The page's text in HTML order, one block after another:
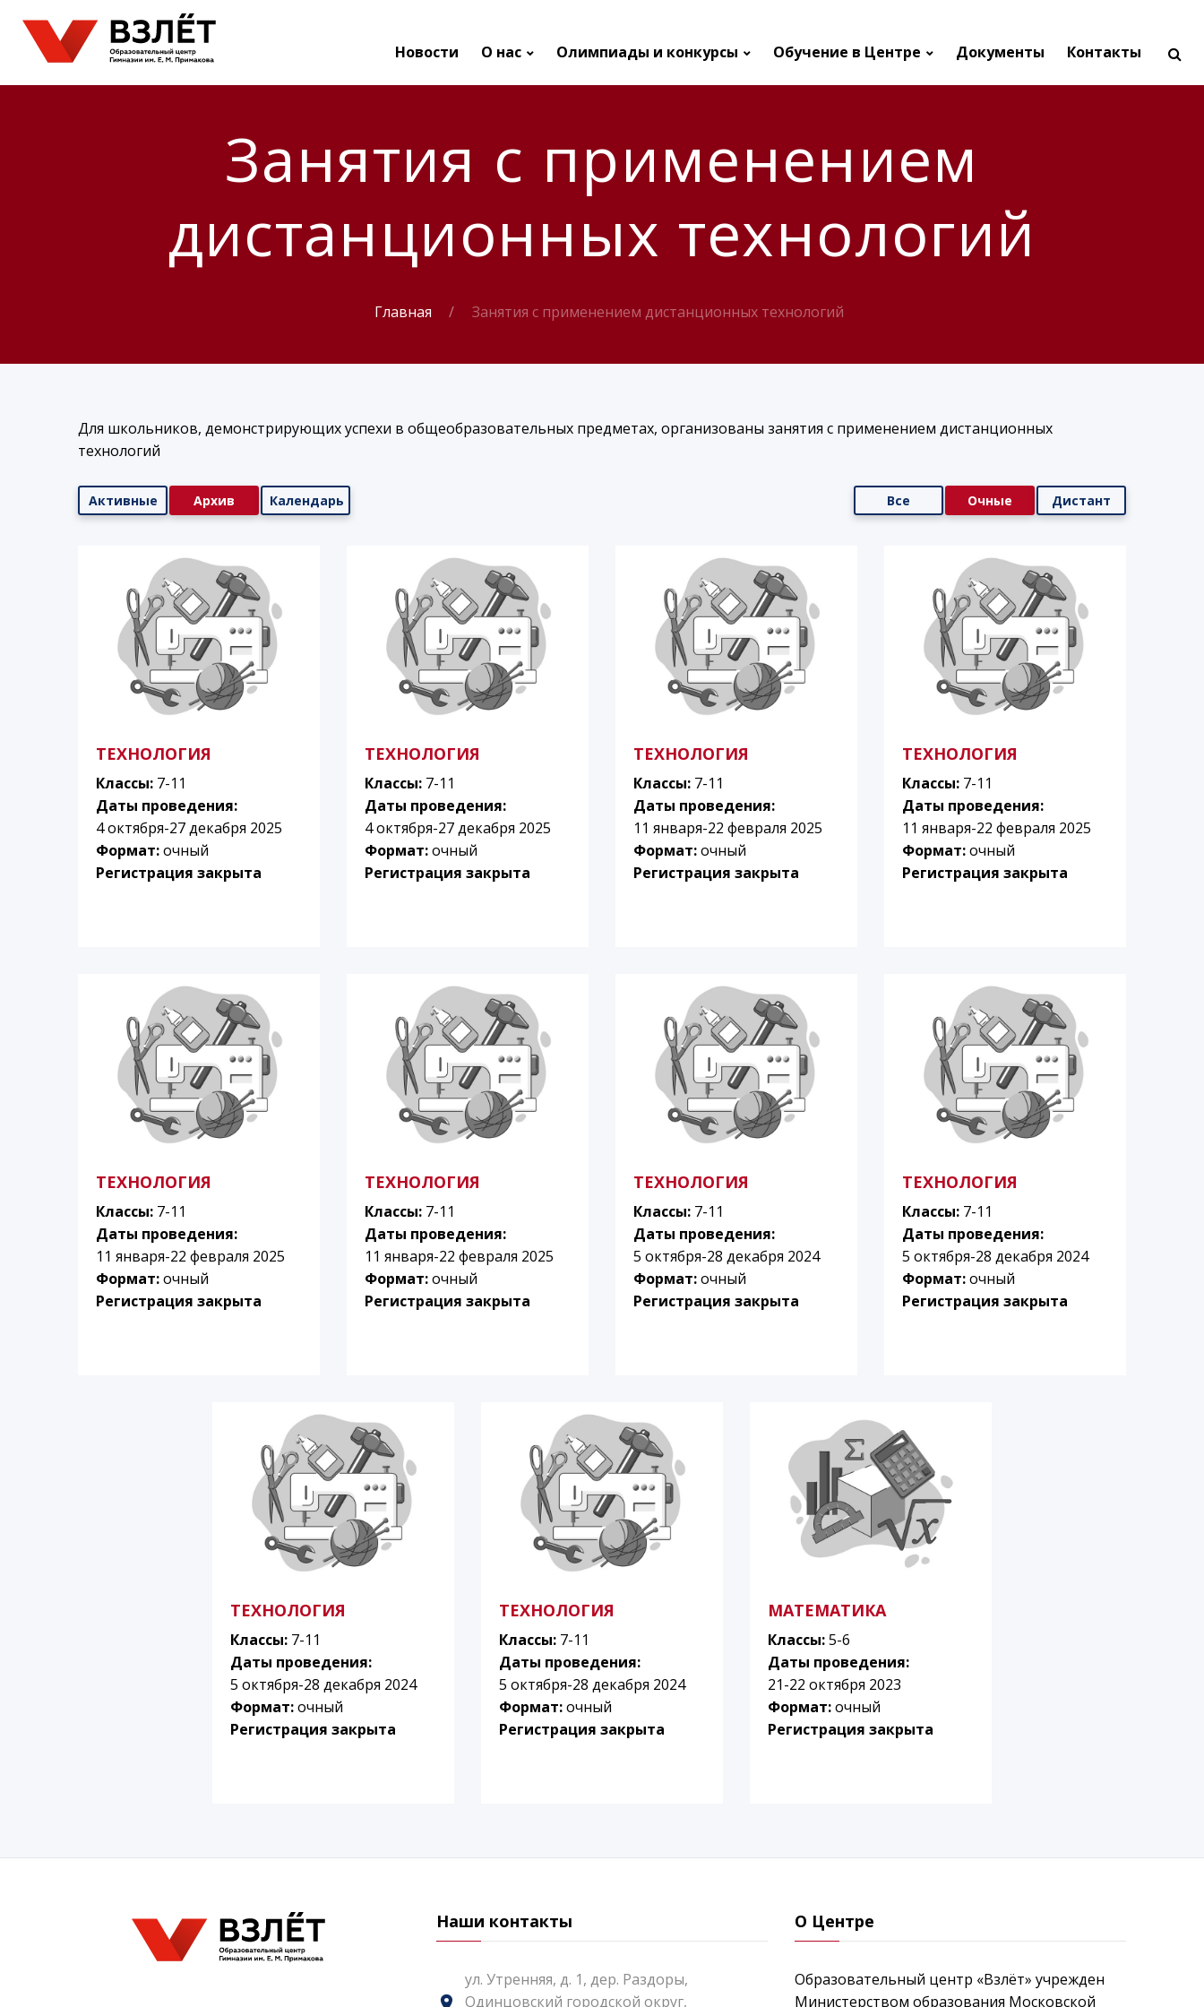
Новости О нас Олимпиады и конкурсы Обучение в Центре Документы Контакты
Занятия с применением
дистанционных технологий
Главная Занятия с применением дистанционных технологий
Для школьников, демонстрирующих успехи в общеобразовательных предметах, организованы занятия с применением дистанционных
технологий
Активные Архив Календарь Все Очные Дистант
ТЕХНОЛОГИЯ
Классы: 7-11
Даты проведения:
4 октября-27 декабря 2025
Формат:очный
Регистрация закрыта
ТЕХНОЛОГИЯ
Классы: 7-11
Даты проведения:
4 октября-27 декабря 2025
Формат:очный
Регистрация закрыта
ТЕХНОЛОГИЯ
Классы: 7-11
Даты проведения:
11 января-22 февраля 2025
Формат:очный
Регистрация закрыта
ТЕХНОЛОГИЯ
Классы: 7-11
Даты проведения:
11 января-22 февраля 2025
Формат:очный
Регистрация закрыта
ТЕХНОЛОГИЯ
Классы: 7-11
Даты проведения:
11 января-22 февраля 2025
Формат:очный
Регистрация закрыта
ТЕХНОЛОГИЯ
Классы: 7-11
Даты проведения:
11 января-22 февраля 2025
Формат:очный
Регистрация закрыта
ТЕХНОЛОГИЯ
Классы: 7-11
Даты проведения:
5 октября-28 декабря 2024
Формат:очный
Регистрация закрыта
ТЕХНОЛОГИЯ
Классы: 7-11
Даты проведения:
5 октября-28 декабря 2024
Формат:очный
Регистрация закрыта
ТЕХНОЛОГИЯ
Классы: 7-11
Даты проведения:
5 октября-28 декабря 2024
Формат:очный
Регистрация закрыта
ТЕХНОЛОГИЯ
Классы: 7-11
Даты проведения:
5 октября-28 декабря 2024
Формат:очный
Регистрация закрыта
МАТЕМАТИКА
Классы:5-6
Даты проведения:
21-22 октября 2023
Формат:очный
Регистрация закрыта
Наши контакты
ул. Утренняя, д. 1, дер. Раздоры,
Одинцовский городской округ,
О Центре
Образовательный центр «Взлёт» учрежден
Министерством образования Московской